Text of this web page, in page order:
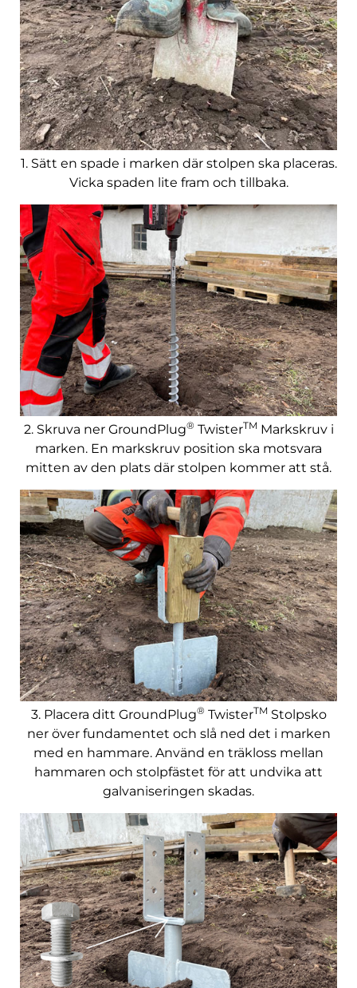
1. Sätt en spade i marken där stolpen ska placeras.
Vicka spaden lite fram och tillbaka.
2. Skruva ner GroundPlug® TwisterTMMarkskruv i
marken. En markskruv position ska motsvara
mitten av den plats där stolpen kommer att stå.
3. Placera ditt GroundPlug® TwisterTMStolpsko
ner över fundamentet och slå ned det i marken
med en hammare. Använd en träkloss mellan
hammaren och stolpfästet för att undvika att
galvaniseringen skadas.